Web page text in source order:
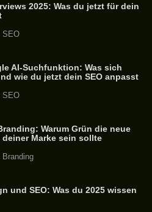
2025: Was du jetzt für dein
SEO
AI-Suchfunktion: Was sich
wie du jetzt dein SEO anpasst
SEO
Warum Grün die neue
Marke sein sollte
Branding
und SEO: Was du 2025 wissen